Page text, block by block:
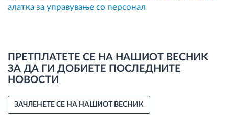
алатка за управување со персонал
ПРЕТПЛАТЕТЕ СЕ НА НАШИОТ ВЕСНИК
ЗА ДА ГИ ДОБИЕТЕ ПОСЛЕДНИТЕ
НОВОСТИ
ЗАЧЛЕНЕТЕ СЕ НА НАШИОТ ВЕСНИК